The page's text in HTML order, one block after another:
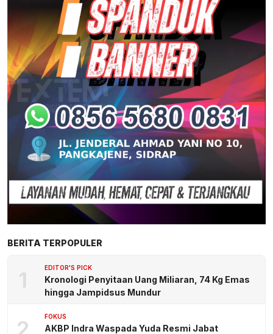
BERITA TERPOPULER
1 EDITOR'S PICK
Kronologi Penyitaan Uang Miliaran, 74 Kg Emas
hingga Jampidsus Mundur
2 FOKUS
AKBP Indra Waspada Yuda Resmi Jabat